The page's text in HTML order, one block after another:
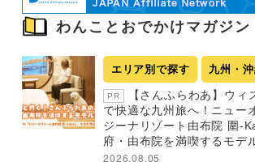
わんことおでかけマガジン
エリア別で探す 九州・
PR
【さんふらわあ】ウィ
で快適な九州旅へ！ニュー
ジーナリゾート由布院 圍-
府・由布院を満喫するモデ
2026.08.05